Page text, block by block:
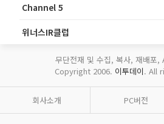
Channel 5
위너스IR클럽
무단전재 및 수집, 복사, 재배포,
Copyright 2006. 이투데이. All
회사소개 PC버전